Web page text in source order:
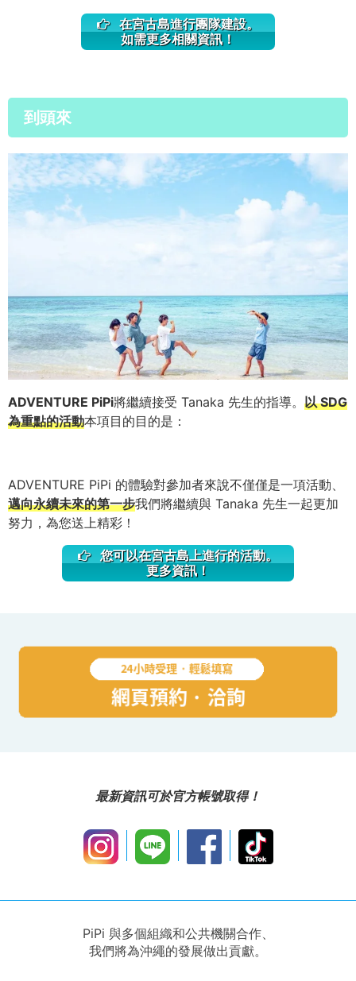
在宮古島進行團隊建設。
如需更多相關資訊！
到頭來
ADVENTURE PiPi將繼續接受 Tanaka 先生的指導。 以 SDG
為重點的活動本項目的目的是：
ADVENTURE PiPi 的體驗對參加者來說不僅僅是一項活動、
邁向永續未來的第一步我們將繼續與 Tanaka 先生一起更加
努力，為您送上精彩！
您可以在宮古島上進行的活動。
更多資訊！
最新資訊可於官方帳號取得！
PiPi 與多個組織和公共機關合作、
我們將為沖繩的發展做出貢獻。